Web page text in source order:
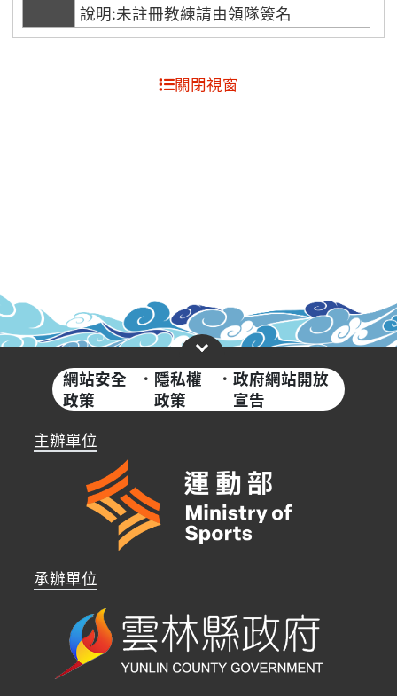
說明:未註冊教練請由領隊簽名
關閉視窗
網站安全
政策
· 隱私權
政策
·政府網站開放
宣告
主辦單位
承辦單位